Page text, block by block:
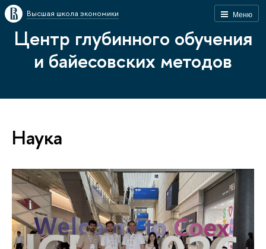
Меню
Высшая школа экономики
Центр глубинного обучения
и байесовских методов
Наука